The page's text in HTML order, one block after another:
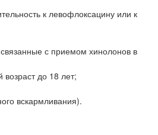
к левофлоксацину или к
с приемом хинолонов в
до 18 лет;
вскармливания).